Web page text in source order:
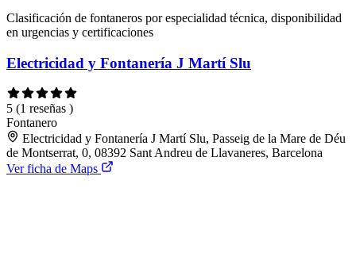
Clasificación de fontaneros por especialidad técnica, disponibilidad
en urgencias y certificaciones
Electricidad y Fontanería J Martí Slu
5 (1 reseñas )
Fontanero
Electricidad y Fontanería J Martí Slu, Passeig de la Mare de Déu
de Montserrat, 0, 08392 Sant Andreu de Llavaneres, Barcelona
Ver ficha de Maps